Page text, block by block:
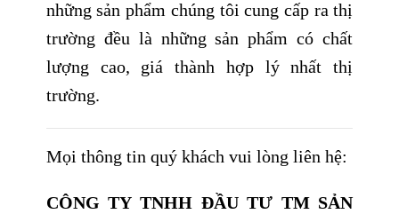
những sản phẩm chúng tôi cung cấp ra thị
trường đều là những sản phẩm có chất
lượng cao, giá thành hợp lý nhất thị
trường.
Mọi thông tin quý khách vui lòng liên hệ:
CÔNG TY TNHH ĐẦU TƯ TM SẢN